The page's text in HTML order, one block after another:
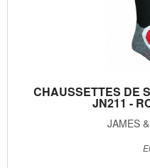
CHAUSSETTES DE
JN211 -
JAMES